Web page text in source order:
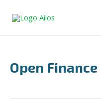
para
Open Finance